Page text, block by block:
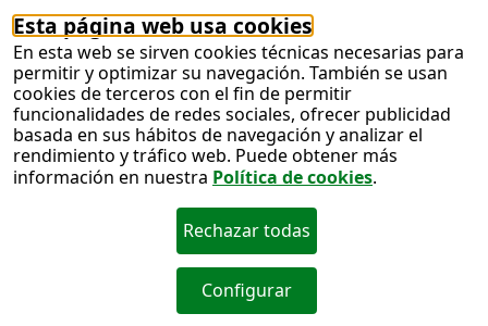
Esta página web usa cookies
En esta web se sirven cookies técnicas necesarias para
permitir y optimizar su navegación. También se usan
cookies de terceros con el fin de permitir
funcionalidades de redes sociales, ofrecer publicidad
basada en sus hábitos de navegación y analizar el
rendimiento y tráfico web. Puede obtener más
información en nuestra Política de cookies.